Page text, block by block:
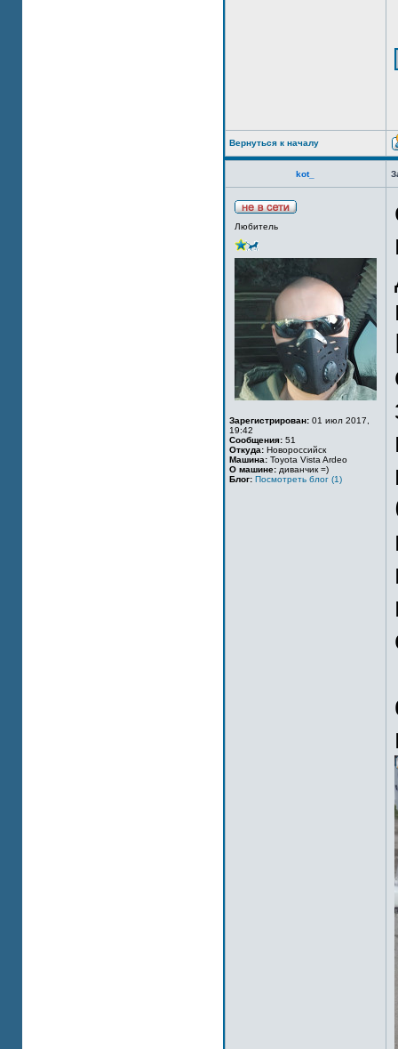
Вернуться к началу
kot_
Любитель
Зарегистрирован: 01 июл 2017,
19:42
Сообщения: 51
Откуда: Новороссийск
Машина: Toyota Vista Ardeo
О машине: диванчик =)
Блог: Посмотреть блог (1)